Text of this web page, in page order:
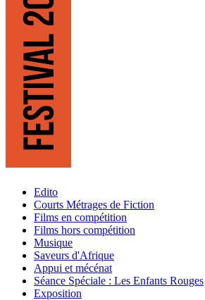
Edito
Courts Métrages de Fiction
Films en compétition
Films hors compétition
Musique
Saveurs d'Afrique
Appui et mécénat
Séance Spéciale : Les Enfants Rouges
Exposition